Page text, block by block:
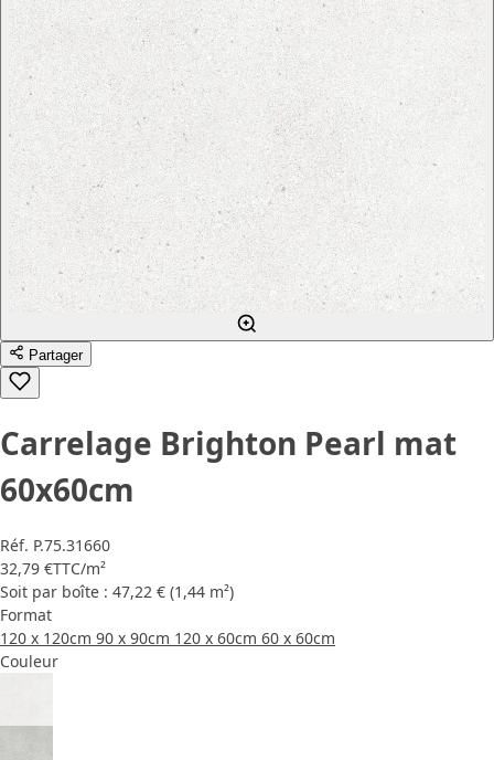
Partager
Carrelage Brighton Pearl mat
60x60cm
Réf. P.75.31660
32,79 €TTC/m²
Soit par boîte : 47,22 € (1,44 m²)
Format
120 x 120cm 90 x 90cm 120 x 60cm 60 x 60cm
Couleur